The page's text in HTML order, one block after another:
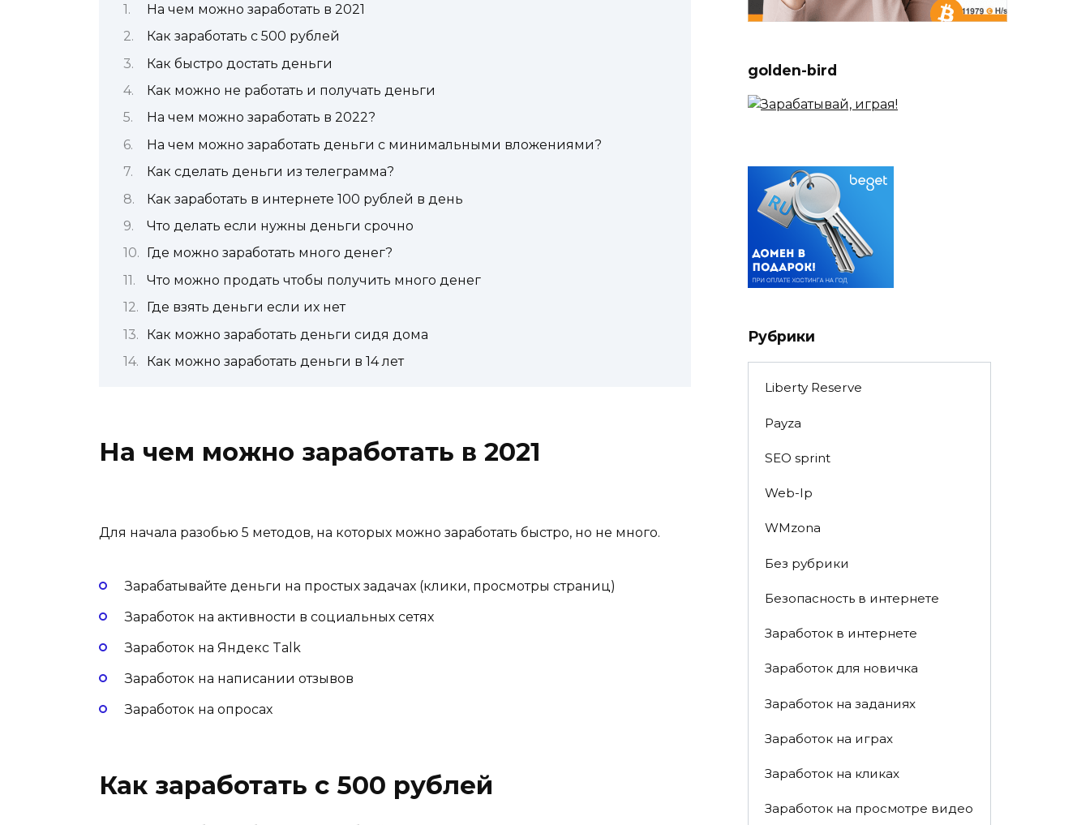
На чем можно заработать в 2021
Как заработать с 500 рублей
Как быстро достать деньги
Как можно не работать и получать деньги
На чем можно заработать в 2022?
На чем можно заработать деньги с минимальными вложениями?
Как сделать деньги из телеграмма?
Как заработать в интернете 100 рублей в день
Что делать если нужны деньги срочно
Где можно заработать много денег?
Что можно продать чтобы получить много денег
Где взять деньги если их нет
Как можно заработать деньги сидя дома
Как можно заработать деньги в 14 лет
На чем можно заработать в 2021
Для начала разобью 5 методов, на которых можно заработать быстро, но не много.
Зарабатывайте деньги на простых задачах (клики, просмотры страниц)
Заработок на активности в социальных сетях
Заработок на Яндекс Talk
Заработок на написании отзывов
Заработок на опросах
Как заработать с 500 рублей
golden-bird
Рубрики
Liberty Reserve
Payza
SEO sprint
Web-Ip
WMzona
Без рубрики
Безопасность в интернете
Заработок в интернете
Заработок для новичка
Заработок на заданиях
Заработок на играх
Заработок на кликах
Заработок на просмотре видео